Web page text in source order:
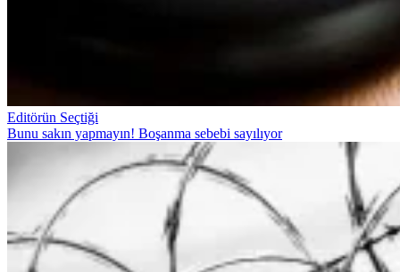
Editörün Seçtiği
Bunu sakın yapmayın! Boşanma sebebi sayılıyor